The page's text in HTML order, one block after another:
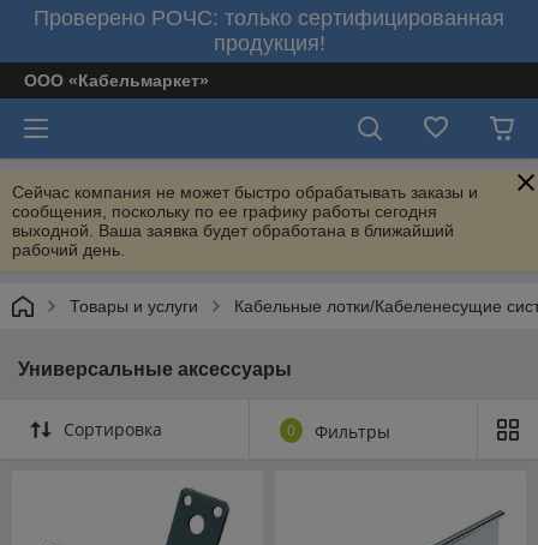
Проверено РОЧС: только сертифицированная
продукция!
ООО «Кабельмаркет»
Сейчас компания не может быстро обрабатывать заказы и
сообщения, поскольку по ее графику работы сегодня
выходной. Ваша заявка будет обработана в ближайший
рабочий день.
Товары и услуги Кабельные лотки/Кабеленесущие
Универсальные аксессуары
Сортировка 0 Фильтры